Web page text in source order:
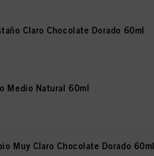
Claro Chocolate Dorado 60ml
Medio Natural 60ml
Muy Claro Chocolate Dorado 60ml